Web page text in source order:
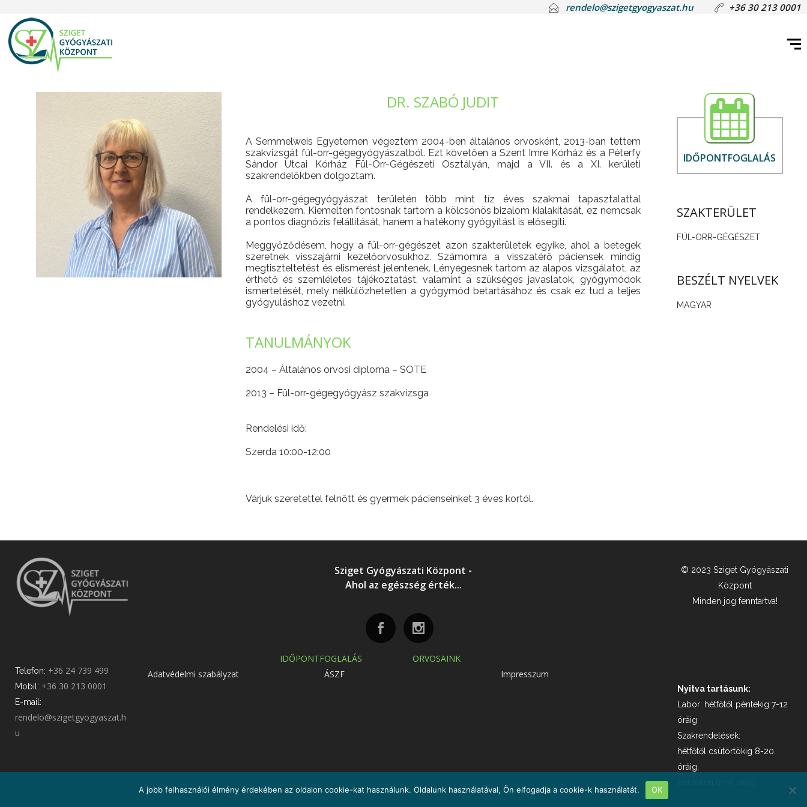
rendelo@szigetgyogyaszat.hu +36 30 213 0001
DR. SZABÓ JUDIT
A Semmelweis Egyetemen végeztem 2004-ben általános orvosként, 2013-ban tettem
szakvizsgát fül-orr-gégegyógyászatból. Ezt követően a Szent Imre Kórház és a Péterfy
Sándor Utcai Kórház Fül-Orr-Gégészeti Osztályán, majd a VII. és a XI. kerületi
szakrendelőkben dolgoztam.
A fül-orr-gégegyógyászat területén több mint tíz éves szakmai tapasztalattal
rendelkezem. Kiemelten fontosnak tartom a kölcsönös bizalom kialakítását, ez nemcsak
a pontos diagnózis felállítását, hanem a hatékony gyógyítást is elősegíti.
Meggyőződésem, hogy a fül-orr-gégészet azon szakterületek egyike, ahol a betegek
szeretnek visszajárni kezelőorvosukhoz. Számomra a visszatérő páciensek mindig
megtiszteltetést és elismerést jelentenek. Lényegesnek tartom az alapos vizsgálatot, az
érthető és szemléletes tájékoztatást, valamint a szükséges javaslatok, gyógymódok
ismertetését, mely nélkülözhetetlen a gyógymód betartásához és csak ez tud a teljes
gyógyuláshoz vezetni.
TANULMÁNYOK
2004 – Általános orvosi diploma – SOTE
2013 – Fül-orr-gégegyógyász szakvizsga
Rendelési idő:
Szerda 10:00-12:00
Várjuk szeretettel felnőtt és gyermek pácienseinket 3 éves kortól.
IDŐPONTFOGLALÁS
SZAKTERÜLET
FÜL-ORR-GÉGÉSZET
BESZÉLT NYELVEK
MAGYAR
Telefon: +36 24 739 499
Mobil: +36 30 213 0001
E-mail:
rendelo@szigetgyogyaszat.h
u
Sziget Gyógyászati Központ -
Ahol az egészség érték...
IDŐPONTFOGLALÁS
ORVOSAINK
Adatvédelmi szabályzat
ÁSZF Impresszum
© 2023 Sziget Gyógyászati
Központ
Minden jog fenntartva!
Nyitva tartásunk:
Labor: hétfőtől péntekig 7-12
óráig
Szakrendelések:
hétfőtől csütörtökig 8-20
óráig,
A jobb felhasználói élmény érdekében az oldalon cookie-kat használunk. Oldalunk használatával, Ön elfogadja a cookie-k használatát. OK